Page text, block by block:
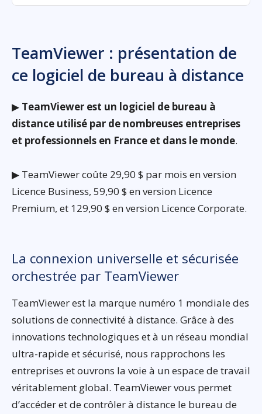
TeamViewer : présentation de
ce logiciel de bureau à distance
▶ TeamViewer est un logiciel de bureau à
distance utilisé par de nombreuses entreprises
et professionnels en France et dans le monde.
▶ TeamViewer coûte 29,90 $ par mois en version
Licence Business, 59,90 $ en version Licence
Premium, et 129,90 $ en version Licence Corporate.
La connexion universelle et sécurisée
orchestrée par TeamViewer
TeamViewer est la marque numéro 1 mondiale des
solutions de connectivité à distance. Grâce à des
innovations technologiques et à un réseau mondial
ultra-rapide et sécurisé, nous rapprochons les
entreprises et ouvrons la voie à un espace de travail
véritablement global. TeamViewer vous permet
d’accéder et de contrôler à distance le bureau de